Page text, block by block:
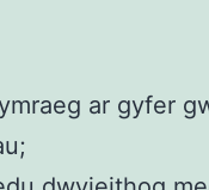
ar gyfer